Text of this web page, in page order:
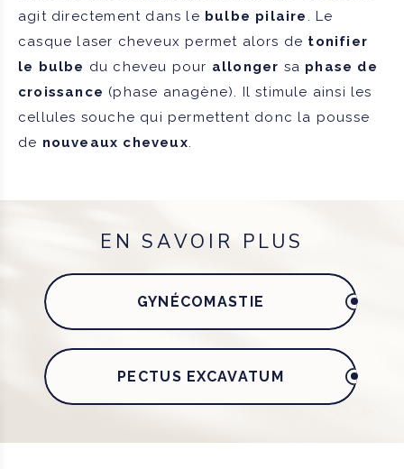
agit directement dans le bulbe pilaire . Le
casque laser cheveux permet alors de tonifier
le bulbe du cheveu pour allonger sa phase de
croissance (phase anagène). Il stimule ainsi les
cellules souche qui permettent donc la pousse
de nouveaux cheveux.
EN SAVOIR PLUS
GYNÉCOMASTIE
PECTUS EXCAVATUM